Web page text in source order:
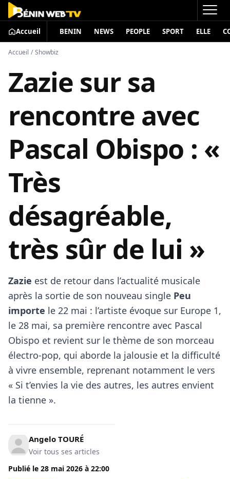
Accueil BENIN NEWS PEOPLE SPORT ELLE
Accueil / Showbiz
Zazie sur sa
rencontre avec
Pascal Obispo : «
Très
désagréable,
très sûr de lui »
Zazie est de retour dans l’actualité musicale
après la sortie de son nouveau single Peu
importe le 22 mai : l’artiste évoque sur Europe 1,
le 28 mai, sa première rencontre avec Pascal
Obispo et revient sur le thème de son morceau
électro-pop, qui aborde la jalousie et la difficulté
à vivre ensemble, reprenant notamment le vers
« Si t’envies la vie des autres, les autres envient
la tienne ».
Angelo TOURÉ
Voir tous ses articles
Publié le 28 mai 2026 à 22:00